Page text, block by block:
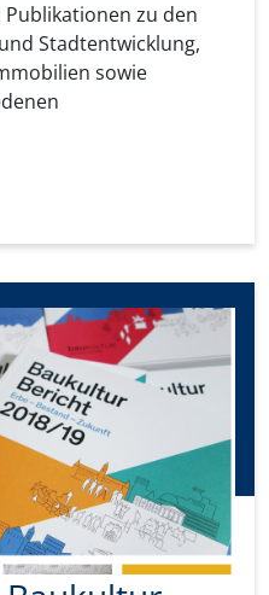
zu den
Stadtentwicklung,
sowie